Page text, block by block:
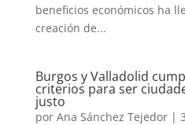
beneficios económicos ha
creación de...
Burgos y Valladolid
criterios para ser
justo
por Ana Sánchez Tejedor|